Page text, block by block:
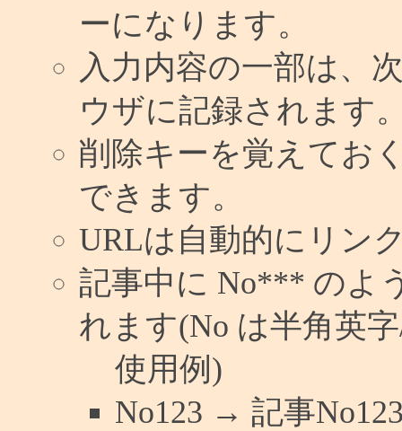
ーになります。
入力内容の一部は、
ウザに記録されます
削除キーを覚えてお
できます。
URLは自動的にリン
記事中に No*** のよ
れます(No は半角英
使用例)
No123 → 記事